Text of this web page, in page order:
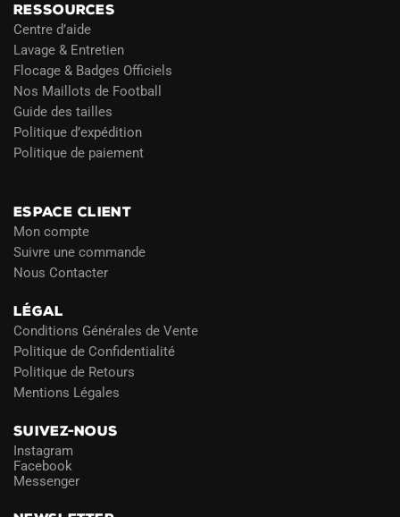
RESSOURCES
Centre d’aide
Lavage & Entretien
Flocage & Badges Officiels
Nos Maillots de Football
Guide des tailles
Politique d’expédition
Politique de paiement
ESPACE CLIENT
Mon compte
Suivre une commande
Nous Contacter
LÉGAL
Conditions Générales de Vente
Politique de Confidentialité
Politique de Retours
Mentions Légales
SUIVEZ-NOUS
Instagram
Facebook
Messenger